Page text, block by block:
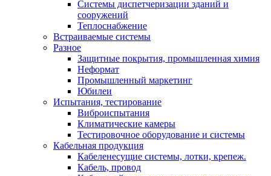
Системы диспетчеризации зданий и
сооружений
Теплоснабжение
Встраиваемые системы
Разное
Защитные покрытия, промышленная химия
Неформат
Промышленный маркетинг
Юбилеи
Испытания, тестирование
Виброиспытания
Климатические камеры
Тестировочное оборудование и системы
Кабельная продукция
Кабеленесущие системы, лотки, крепеж.
Кабель, провод